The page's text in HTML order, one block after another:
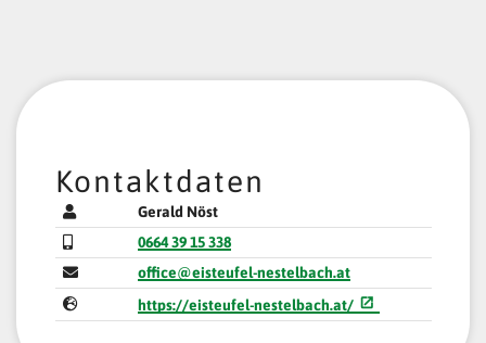
Kontaktdaten
Gerald Nöst
0664 39 15 338
office@eisteufel-nestelbach.at
https://eisteufel-nestelbach.at/